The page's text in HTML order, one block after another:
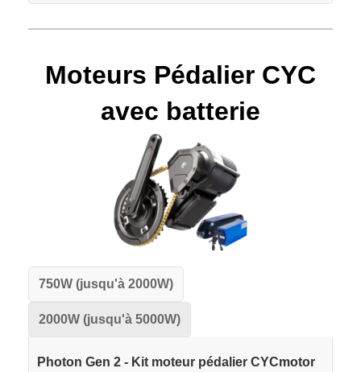
Moteurs Pédalier CYC
avec batterie
750W (jusqu'à 2000W)
2000W (jusqu'à 5000W)
Photon Gen 2 - Kit moteur pédalier CYCmotor